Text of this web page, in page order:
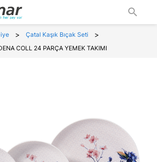
search
> Çatal Kaşık Bıçak Seti >
COLL 24 PARÇA YEMEK TAKIMI